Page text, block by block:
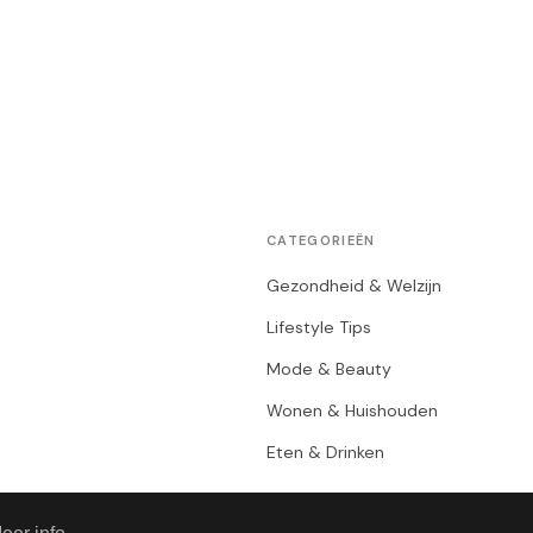
CATEGORIEËN
Gezondheid & Welzijn
Lifestyle Tips
Mode & Beauty
Wonen & Huishouden
Eten & Drinken